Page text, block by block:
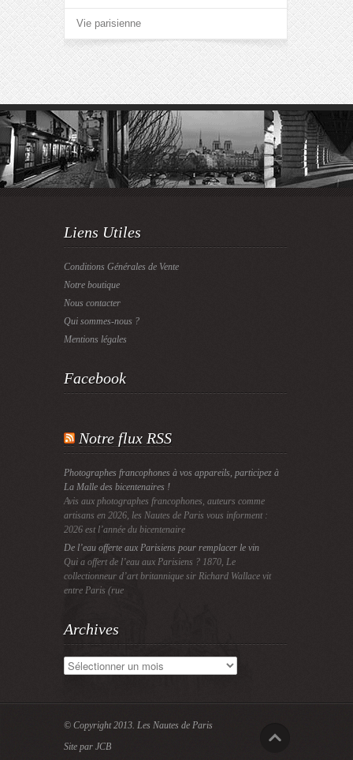
Vie parisienne
Liens Utiles
Conditions Générales de Vente
Notre boutique
Nous contacter
Qui sommes-nous ?
Mentions légales
Facebook
Notre flux RSS
Photographes francophones à vos appareils, participez à
La Malle des bicentenaires !
Avis aux photographes francophones, auteurs comme
artisans en 2026, les Nautes de Paris vous informent :
2026 est l’année du bicentenaire
De l’eau offerte aux Parisiens pour remplacer le vin
Qui a offert de l’eau aux Parisiens ? 1870, Le
collectionneur d’art britannique sir Richard Wallace vit
entre Paris (rue
Archives
Archives
© Copyright 2013. Les Nautes de Paris
Site par JCB